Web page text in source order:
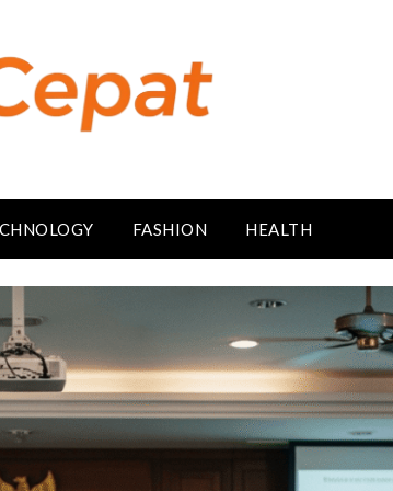
FASHION HEALTH